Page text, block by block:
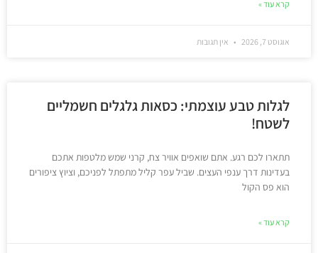
קרא עוד »
אוגוסט 7, 2026 אין תגובות
לגלות טבע עוצמתי: כסאות גלגלים חשמליים
לשטח!
תתארו לכם רגע. אתם שואפים אוויר צח, קרני שמש מלטפות אתכם
בעדינות דרך ענפי העצים. שביל עפר קליל מתפתל לפניכם, וציוץ ציפורים
הוא פס הקול
קרא עוד »